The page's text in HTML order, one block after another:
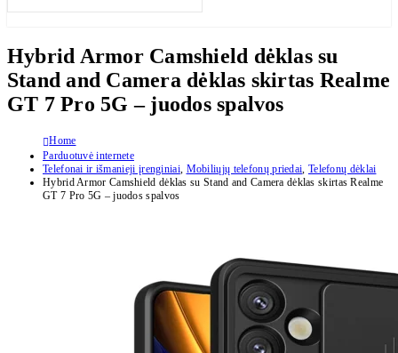
Hybrid Armor Camshield dėklas su
Stand and Camera dėklas skirtas Realme
GT 7 Pro 5G – juodos spalvos
Home
Parduotuvė internete
Telefonai ir išmanieji įrenginiai, Mobiliųjų telefonų priedai, Telefonų dėklai
Hybrid Armor Camshield dėklas su Stand and Camera dėklas skirtas Realme
GT 7 Pro 5G – juodos spalvos